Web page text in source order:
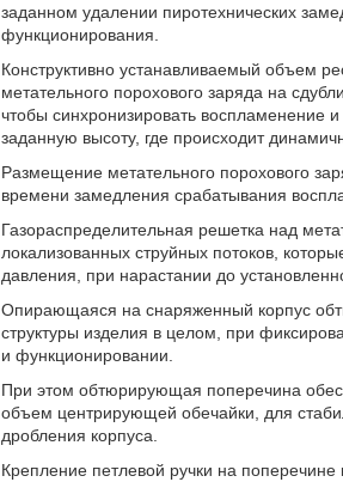
заданном удалении пиротехнических
функционирования.
Конструктивно устанавливаемый объем
метательного порохового заряда на
чтобы синхронизировать воспламенение
заданную высоту, где происходит
Размещение метательного порохового
времени замедления срабатывания
Газораспределительная решетка над
локализованных струйных потоков,
давления, при нарастании до
Опирающаяся на снаряженный корпус
структуры изделия в целом, при
и функционировании.
При этом обтюрирующая поперечина
объем центрирующей обечайки, для
дробления корпуса.
Крепление петлевой ручки на